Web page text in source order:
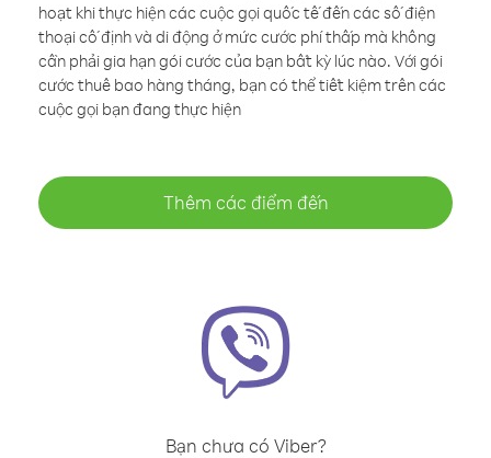
hoạt khi thực hiện các cuộc gọi quốc tế đến các số điện
thoại cố định và di động ở mức cước phí thấp mà không
cần phải gia hạn gói cước của bạn bất kỳ lúc nào. Với gói
cước thuê bao hàng tháng, bạn có thể tiết kiệm trên các
cuộc gọi bạn đang thực hiện
Thêm các điểm đến
Bạn chưa có Viber?